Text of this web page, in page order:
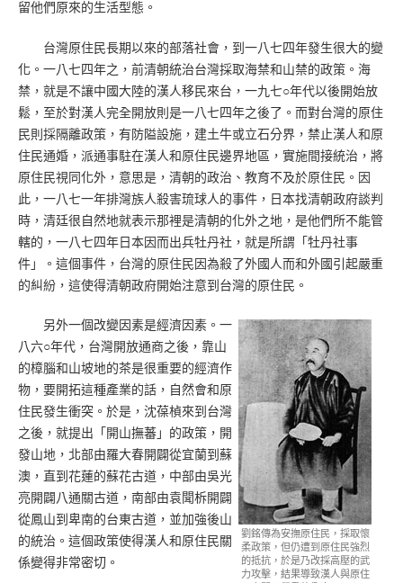
留他們原來的生活型態。
台灣原住民長期以來的部落社會，到一八七四年發生很大的變
化。一八七四年之，前清朝統治台灣採取海禁和山禁的政策。海
禁，就是不讓中國大陸的漢人移民來台，一九七○年代以後開始放
鬆，至於對漢人完全開放則是一八七四年之後了。而對台灣的原住
民則採隔離政策，有防隘設施，建土牛或立石分界，禁止漢人和原
住民通婚，派通事駐在漢人和原住民邊界地區，實施間接統治，將
原住民視同化外，意思是，清朝的政治、教育不及於原住民。因
此，一八七一年排灣族人殺害琉球人的事件，日本找清朝政府談判
時，清廷很自然地就表示那裡是清朝的化外之地，是他們所不能管
轄的，一八七四年日本因而出兵牡丹社，就是所謂「牡丹社事
件」。這個事件，台灣的原住民因為殺了外國人而和外國引起嚴重
的糾紛，這使得清朝政府開始注意到台灣的原住民。
劉銘傳為安撫原住民，採取懷
柔政策，但仍遭到原住民強烈
的抵抗，於是乃改採高壓的武
力攻擊，結果導致漢人與原住
另外一個改變因素是經濟因素。一
八六○年代，台灣開放通商之後，靠山
的樟腦和山坡地的茶是很重要的經濟作
物，要開拓這種產業的話，自然會和原
住民發生衝突。於是，沈葆楨來到台灣
之後，就提出「開山撫蕃」的政策，開
發山地，北部由羅大春開闢從宜蘭到蘇
澳，直到花蓮的蘇花古道，中部由吳光
亮開闢八通關古道，南部由袁聞柝開闢
從鳳山到卑南的台東古道，並加強後山
的統治。這個政策使得漢人和原住民關
係變得非常密切。